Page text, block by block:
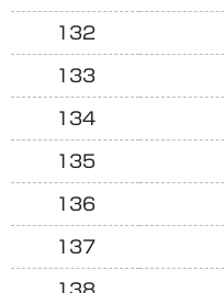
132
133
134
135
136
137